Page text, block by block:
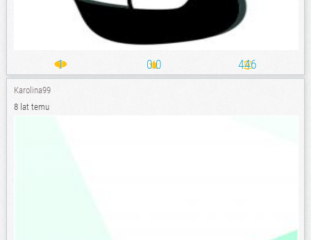
1 0.0 446
Karolina99
8 lat temu